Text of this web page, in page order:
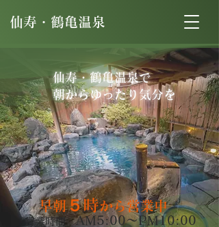
仙寿・鶴亀温泉
仙寿・鶴亀温泉で
朝からゆったり気分を
営業時間 AM5:00〜PM10:00
早朝５時から営業中